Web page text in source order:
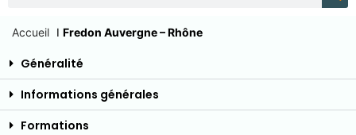
Accueil I Fredon Auvergne – Rhône
Généralité
Informations générales
Formations